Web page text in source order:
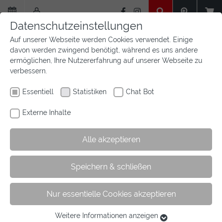
Zum
Hauptinhalt
springen
Sie
hier:
Startseite Aktuelles Newsfeed
Deutsche Jugendmeisterschaften in der
Vielseitigkeit
Datenschutzeinstellungen
Auf unserer Webseite werden Cookies verwendet. Einige
davon werden zwingend benötigt, während es uns andere
ermöglichen, Ihre Nutzererfahrung auf unserer Webseite zu
verbessern.
Essentiell Statistiken Chat Bot
Externe Inhalte
Alle akzeptieren
Speichern & schließen
Nur essentielle Cookies akzeptieren
Weitere Informationen anzeigen